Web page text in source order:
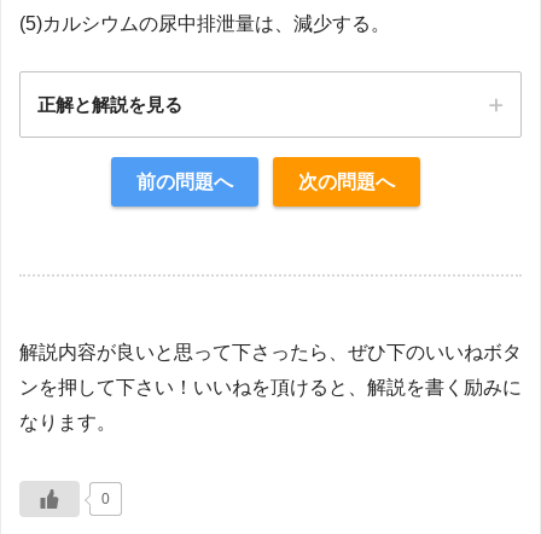
(5)カルシウムの尿中排泄量は、減少する。
正解と解説を見る
前の問題へ 次の問題へ
解説内容が良いと思って下さったら、ぜひ下のいいねボタ
ンを押して下さい！いいねを頂けると、解説を書く励みに
なります。
0